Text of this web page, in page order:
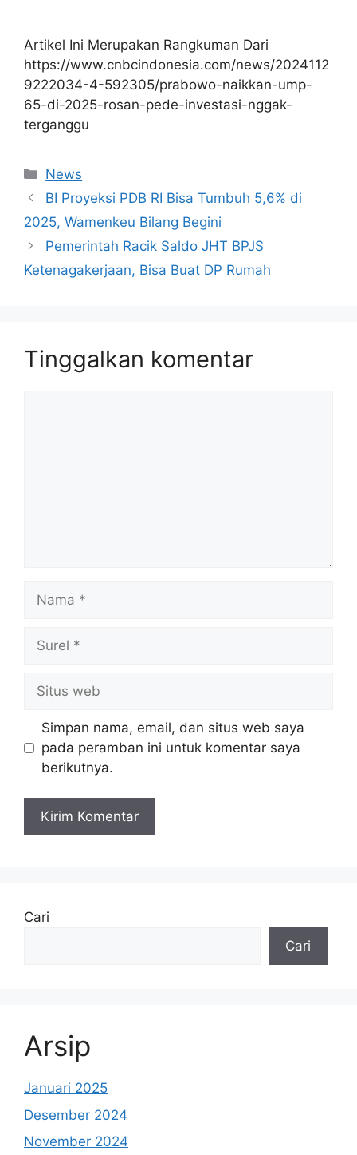
Artikel Ini Merupakan Rangkuman Dari
https://www.cnbcindonesia.com/news/2024112
9222034-4-592305/prabowo-naikkan-ump-
65-di-2025-rosan-pede-investasi-nggak-
terganggu
Kategori
News
BI Proyeksi PDB RI Bisa Tumbuh 5,6% di
2025, Wamenkeu Bilang Begini
Pemerintah Racik Saldo JHT BPJS
Ketenagakerjaan, Bisa Buat DP Rumah
Tinggalkan komentar
web
Simpan nama, email, dan situs web saya
pada peramban ini untuk komentar saya
berikutnya.
Cari
Cari
Arsip
Januari 2025
Desember 2024
November 2024